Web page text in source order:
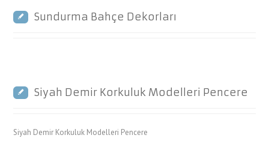
Sundurma Bahçe Dekorları
Siyah Demir Korkuluk Modelleri Pencere
Siyah Demir Korkuluk Modelleri Pencere